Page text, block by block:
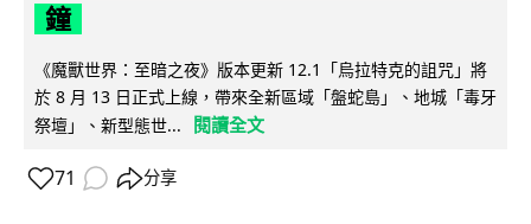
鐘
《魔獸世界：至暗之夜》版本更新 12.1「烏拉特克的詛咒」將
於 8 月 13 日正式上線，帶來全新區域「盤蛇島」、地城「毒牙
祭壇」、新型態世...
閱讀全文
71 分享